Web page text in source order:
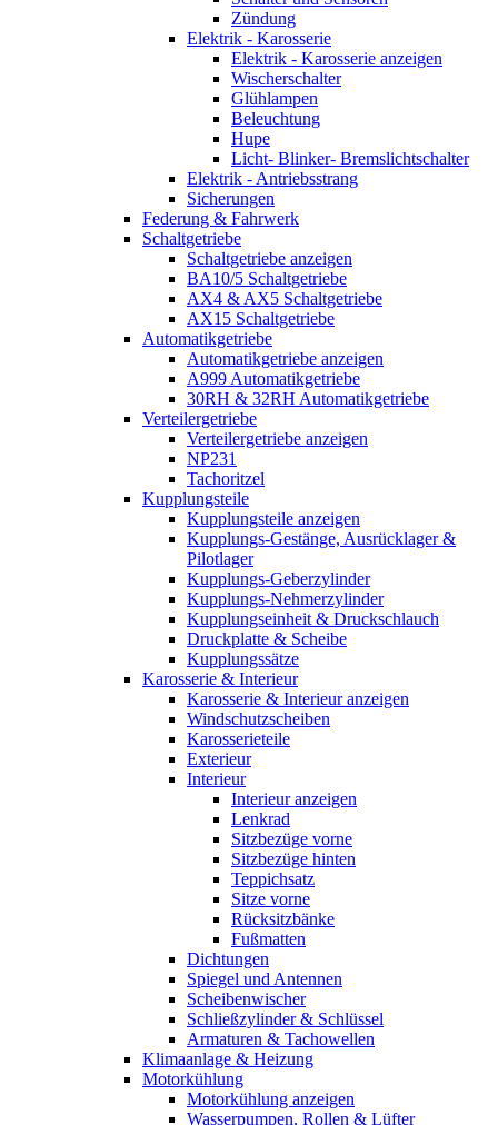
Zündung
Elektrik - Karosserie
Elektrik - Karosserie anzeigen
Wischerschalter
Glühlampen
Beleuchtung
Hupe
Licht- Blinker- Bremslichtschalter
Elektrik - Antriebsstrang
Sicherungen
Federung & Fahrwerk
Schaltgetriebe
Schaltgetriebe anzeigen
BA10/5 Schaltgetriebe
AX4 & AX5 Schaltgetriebe
AX15 Schaltgetriebe
Automatikgetriebe
Automatikgetriebe anzeigen
A999 Automatikgetriebe
30RH & 32RH Automatikgetriebe
Verteilergetriebe
Verteilergetriebe anzeigen
NP231
Tachoritzel
Kupplungsteile
Kupplungsteile anzeigen
Kupplungs-Gestänge, Ausrücklager &
Pilotlager
Kupplungs-Geberzylinder
Kupplungs-Nehmerzylinder
Kupplungseinheit & Druckschlauch
Druckplatte & Scheibe
Kupplungssätze
Karosserie & Interieur
Karosserie & Interieur anzeigen
Windschutzscheiben
Karosserieteile
Exterieur
Interieur
Interieur anzeigen
Lenkrad
Sitzbezüge vorne
Sitzbezüge hinten
Teppichsatz
Sitze vorne
Rücksitzbänke
Fußmatten
Dichtungen
Spiegel und Antennen
Scheibenwischer
Schließzylinder & Schlüssel
Armaturen & Tachowellen
Klimaanlage & Heizung
Motorkühlung
Motorkühlung anzeigen
Wasserpumpen, Rollen & Lüfter